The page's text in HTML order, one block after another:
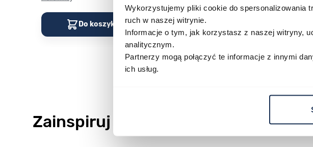
Wykorzystujemy pliki cookie do spersonalizowania
ruch w naszej witrynie.
Informacje o tym, jak korzystasz z naszej witryny,
analitycznym.
Partnerzy mogą połączyć te informacje z innymi
ich usług.
Do koszyka Do koszyka
Zainspiruj się